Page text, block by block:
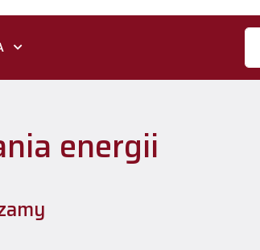
energii